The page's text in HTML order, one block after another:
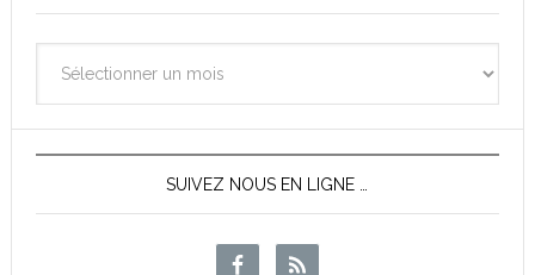
des
News
SUIVEZ NOUS EN LIGNE …